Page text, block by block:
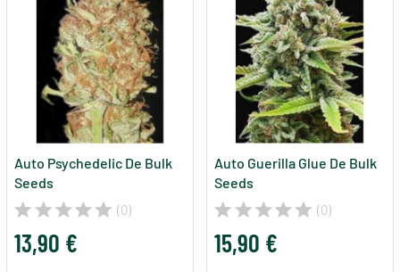
Auto Psychedelic De Bulk
Seeds
(0)
13,90 €
Auto Guerilla Glue De Bulk
Seeds
(0)
15,90 €